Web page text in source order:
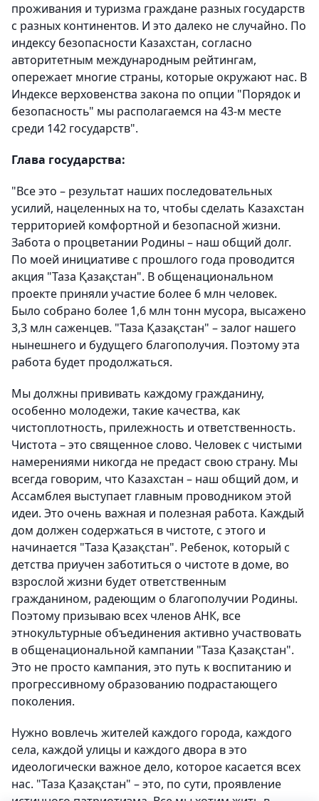
проживания и туризма граждане разных государств
с разных континентов. И это далеко не случайно. По
индексу безопасности Казахстан, согласно
авторитетным международным рейтингам,
опережает многие страны, которые окружают нас. В
Индексе верховенства закона по опции "Порядок и
безопасность" мы располагаемся на 43-м месте
среди 142 государств".
Глава государства:
"Все это – результат наших последовательных
усилий, нацеленных на то, чтобы сделать Казахстан
территорией комфортной и безопасной жизни.
Забота о процветании Родины – наш общий долг.
По моей инициативе с прошлого года проводится
акция "Таза Қазақстан". В общенациональном
проекте приняли участие более 6 млн человек.
Было собрано более 1,6 млн тонн мусора, высажено
3,3 млн саженцев. "Таза Қазақстан" – залог нашего
нынешнего и будущего благополучия. Поэтому эта
работа будет продолжаться.
Мы должны прививать каждому гражданину,
особенно молодежи, такие качества, как
чистоплотность, прилежность и ответственность.
Чистота – это священное слово. Человек с чистыми
намерениями никогда не предаст свою страну. Мы
всегда говорим, что Казахстан – наш общий дом, и
Ассамблея выступает главным проводником этой
идеи. Это очень важная и полезная работа. Каждый
дом должен содержаться в чистоте, с этого и
начинается "Таза Қазақстан". Ребенок, который с
детства приучен заботиться о чистоте в доме, во
взрослой жизни будет ответственным
гражданином, радеющим о благополучии Родины.
Поэтому призываю всех членов АНК, все
этнокультурные объединения активно участвовать
в общенациональной кампании "Таза Қазақстан".
Это не просто кампания, это путь к воспитанию и
прогрессивному образованию подрастающего
поколения.
Нужно вовлечь жителей каждого города, каждого
села, каждой улицы и каждого двора в это
идеологически важное дело, которое касается всех
нас. "Таза Қазақстан" – это, по сути, проявление